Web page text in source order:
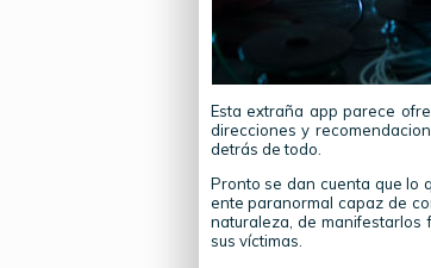
Esta extraña app parece
direcciones y
detrás de todo.
Pronto se dan cuenta que lo
ente paranormal capaz de
naturaleza, de
sus víctimas.